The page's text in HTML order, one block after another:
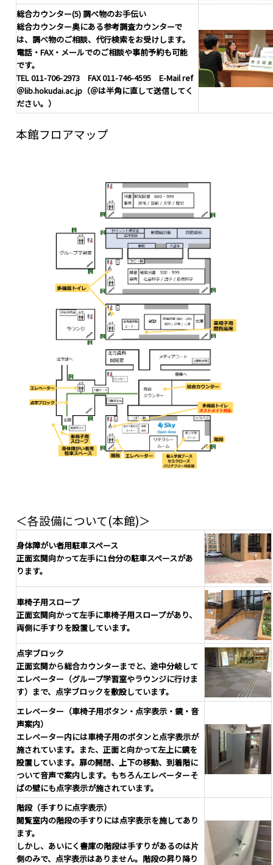
総合カウンター(5) 調べ物のお手伝い
総合カウンター奥にある参考調査カウンターで
は、調べ物のご相談、代行検索をお受けします。
電話・FAX・メールでのご相談や事前予約も可能
です。
TEL 011-706-2973 FAX 011-746-4595 E-Mail ref
＠lib.hokudai.ac.jp（＠は半角に直して送信してく
ださい。）
本館フロアマップ
＜各設備について(本館)＞
身体障がい者用駐車スペース
正面玄関向かって左手に1台分の駐車スペースがあ
ります。
車椅子用スロープ
正面玄関向かって左手に車椅子用スロープがあり、
両側に手すりを設置しています。
点字ブロック
正面玄関から総合カウンターまでと、途中分岐して
エレベーター（グループ学習室やラウンジに行けま
す）まで、点字ブロックを敷設しています。
エレベーター（車椅子用ボタン・点字表示・鏡・音
声案内）
エレベーター内には車椅子用のボタンと点字表示が
施されています。また、正面と向かって左上に鏡を
設置しています。扉の開閉、上下の移動、到着階に
ついて音声で案内します。もちろんエレベーターそ
ばの壁にも点字表示が施されています。
階段（手すりに点字表示）
閲覧室内の階段の手すりには点字表示を施してあり
ます。
しかし、あいにく書庫の階段は手すりがあるのは片
側のみで、点字表示はありません。階段の昇り降り